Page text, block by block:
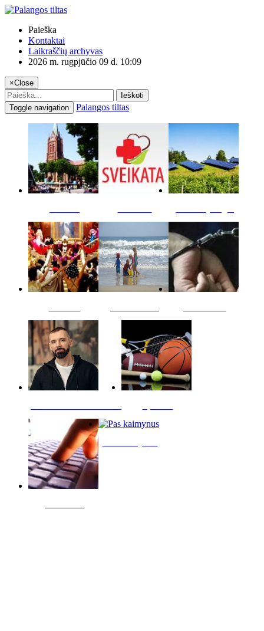
Paieška
Kontaktai
Laikraščių archyvas
2026 m. rugpjūčio 09 d. 10:09
×Close
Ieškoti
Toggle navigation
Palangos tiltas